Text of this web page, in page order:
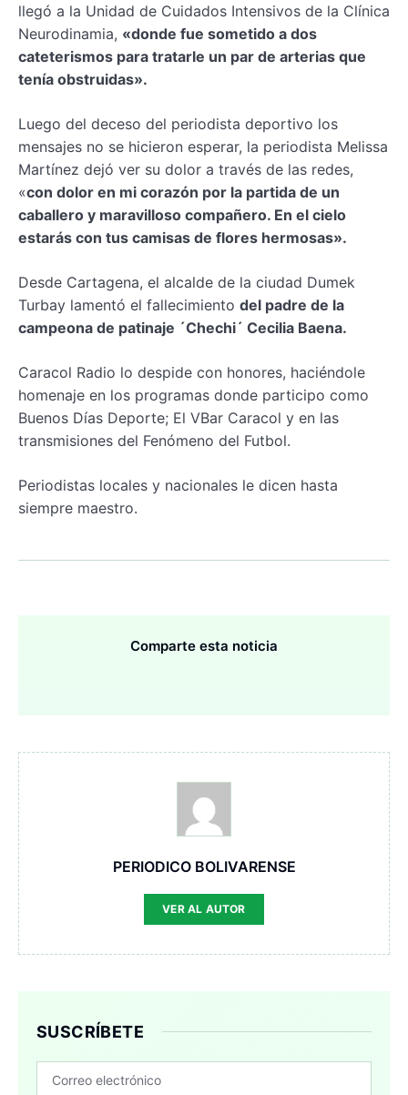
llegó a la Unidad de Cuidados Intensivos de la Clínica
Neurodinamia, «donde fue sometido a dos
cateterismos para tratarle un par de arterias que
tenía obstruidas».
Luego del deceso del periodista deportivo los
mensajes no se hicieron esperar, la periodista Melissa
Martínez dejó ver su dolor a través de las redes,
«con dolor en mi corazón por la partida de un
caballero y maravilloso compañero. En el cielo
estarás con tus camisas de flores hermosas».
Desde Cartagena, el alcalde de la ciudad Dumek
Turbay lamentó el fallecimiento del padre de la
campeona de patinaje ´Chechi´ Cecilia Baena.
Caracol Radio lo despide con honores, haciéndole
homenaje en los programas donde participo como
Buenos Días Deporte; El VBar Caracol y en las
transmisiones del Fenómeno del Futbol.
Periodistas locales y nacionales le dicen hasta
siempre maestro.
Comparte esta noticia
PERIODICO BOLIVARENSE
VER AL AUTOR
SUSCRÍBETE